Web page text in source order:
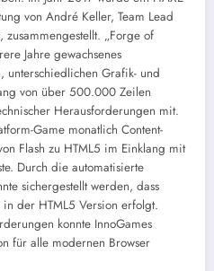
von André Keller, Team Lead
zusammengestellt. „Forge of
Jahre gewachsenes
unterschiedlichen Grafik- und
von über 500.000 Zeilen
Herausforderungen mit.
Game monatlich Content-
Flash zu HTML5 im Einklang mit
Durch die automatisierte
sichergestellt werden, dass
der HTML5 Version erfolgt.
konnte InnoGames
für alle modernen Browser